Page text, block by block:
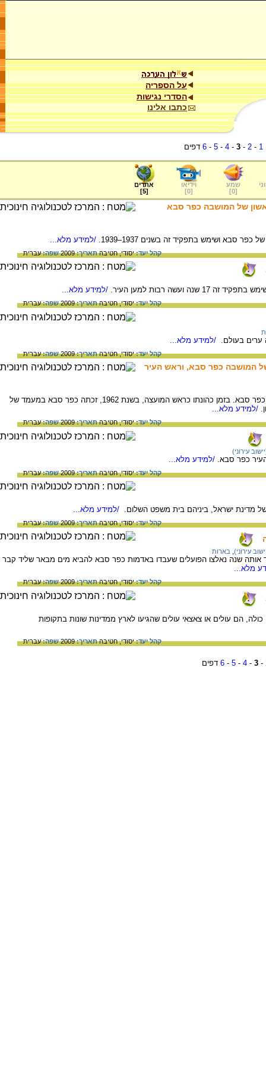
על הספריה
הסדרי נגישות
כתבו אלינו
1
-
2
-
3
-
4
-
5
-
6 דפים
שמע
[
0
]
וידיאו
[
0
]
אתרים
[
5
]
של המושבה כפר סבא
סבא ושימש בתפקיד זה בשנים 1937–1939. /למידע מלא...
קהל יעד:יסודי,חטיבהתאריך:2009 שפה:עברית
ועשה רבות למען העיר. /למידע מלא...
קהל יעד:יסודי,חטיבהתאריך:2009 שפה:עברית
בעולם. /למידע מלא...
קהל יעד:יסודי,חטיבהתאריך:2009 שפה:עברית
המושבה כפר סבא, וראש העיר
מרדכי סורקיס היה ראש המועצה השלישי של כפר סבא. בזמן כהונתו כראש המועצה, בשנת 1962, זכתה כפר סבא במעמד של
/למידע מלא...
קהל יעד:יסודי,חטיבהתאריך:2009 שפה:עברית
עירוני)
כפר סבא. /למידע מלא...
קהל יעד:יסודי,חטיבהתאריך:2009 שפה:עברית
מדינת ישראל, ביניהם בית משפט השלום. /למידע מלא...
קהל יעד:יסודי,חטיבהתאריך:2009 שפה:עברית
עירוני) בארות
הראשונה במושבה נחפרה ב- 1906. עד אותה שנה נאלצו הפועלים שעבדו באדמות כפר סבא להביא מים מבאר שליד קבר
מלא...
קהל יעד:יסודי,חטיבהתאריך:2009 שפה:עברית
הם עולים או צאצאי עולים שהגיעו לארץ ממדינות שונות בתקופות
קהל יעד:יסודי,חטיבהתאריך:2009 שפה:עברית
-
3
-
4
-
5
-
6 דפים